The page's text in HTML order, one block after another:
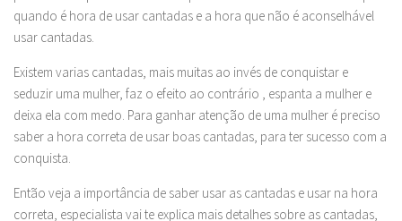
quando é hora de usar cantadas e a hora que não é aconselhável
usar cantadas.
Existem varias cantadas, mais muitas ao invés de conquistar e
seduzir uma mulher, faz o efeito ao contrário , espanta a mulher e
deixa ela com medo. Para ganhar atenção de uma mulher é preciso
saber a hora correta de usar boas cantadas, para ter sucesso com a
conquista.
Então veja a importância de saber usar as cantadas e usar na hora
correta, especialista vai te explica mais detalhes sobre as cantadas,